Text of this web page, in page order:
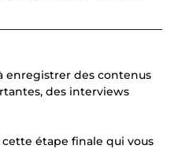
enregistrer des contenus
des interviews
cette étape finale qui vous